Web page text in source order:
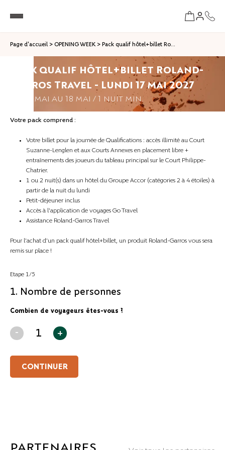
Page d'accueil > OPENING WEEK > Pack qualif hôtel+billet Ro...
Pack qualif hôtel+billet Roland-
Garros Travel - Lundi 17 mai 2027
17 mai au 18 mai / 1 nuit min.
Votre pack comprend :
Votre billet pour la journée de Qualifications : accès illimité au Court
Suzanne-Lenglen et aux Courts Annexes en placement libre +
entraînements des joueurs du tableau principal sur le Court Philippe-
Chatrier.
1 ou 2 nuit(s) dans un hôtel du Groupe Accor (catégories 2 à 4 étoiles) à
partir de la nuit du lundi
Petit-déjeuner inclus
Accès à l'application de voyages Go Travel
Assistance Roland-Garros Travel
Pour l'achat d'un pack qualif hôtel+billet, un produit Roland-Garros vous sera
remis sur place !
Etape 1 /5
1. Nombre de personnes
Combien de voyageurs êtes-vous ?
- 1 +
CONTINUER